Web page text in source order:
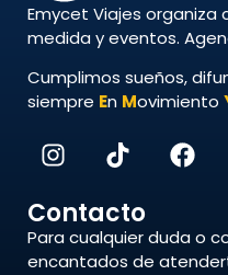
Emycet Viajes organiza
medida y eventos.
Cumplimos sueños,
siempre En Movimiento
Contacto
Para cualquier duda o
encantados de